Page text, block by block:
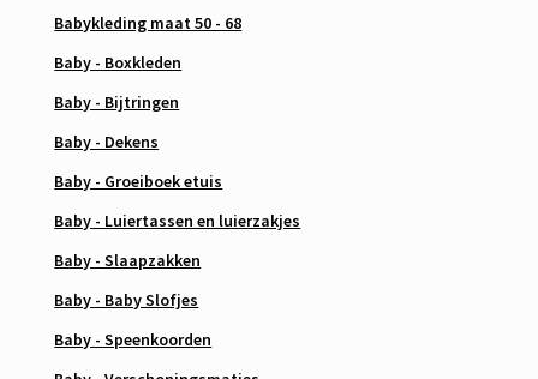
Babykleding maat 50 - 68
Baby - Boxkleden
Baby - Bijtringen
Baby - Dekens
Baby - Groeiboek etuis
Baby - Luiertassen en luierzakjes
Baby - Slaapzakken
Baby - Baby Slofjes
Baby - Speenkoorden